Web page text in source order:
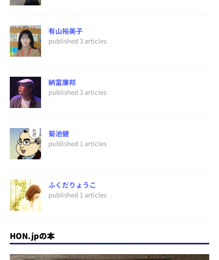
有山裕美子
published 3 articles
納富廉邦
published 3 articles
菊池健
published 1 articles
ふくだりょうこ
published 1 articles
HON.jpの本